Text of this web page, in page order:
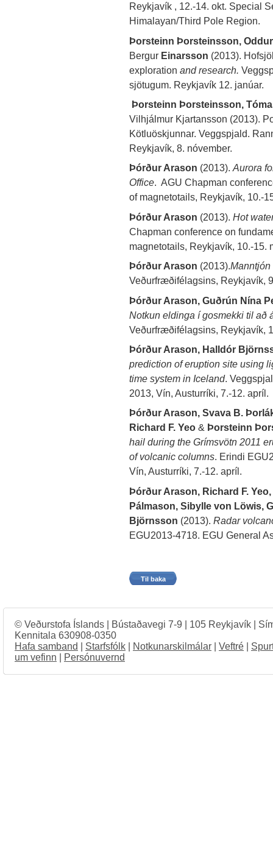
Reykjavík , 12.-14. okt. Special
Himalayan/Third Pole Region.
Þorsteinn Þorsteinsson,
Bergur Einarsson (2013).
exploration and research.
sjötugum. Reykjavík 12. janúar.
Þorsteinn Þorsteinsson,
Vilhjálmur Kjartansson (2013).
Kötluöskjunnar. Veggspjald.
Reykjavík, 8. nóvember.
Þórður Arason (2013). Aurora
Office. AGU Chapman
of magnetotails, Reykjavík, 10.-
Þórður Arason (2013). Hot
Chapman conference on
magnetotails, Reykjavík, 10.-15.
Þórður Arason (2013).
Veðurfræðifélagsins, Reykjavík,
Þórður Arason, Guðrún Nína
Notkun eldinga í gosmekki til að
Veðurfræðifélagsins, Reykjavík,
Þórður Arason, Halldór
prediction of eruption site using
time system in Iceland.
2013, Vín, Austurríki, 7.-12. apríl.
Þórður Arason, Svava B.
Richard F. Yeo & Þorsteinn
hail during the Grímsvötn 2011
of volcanic columns. Erindi
Vín, Austurríki, 7.-12. apríl.
Þórður Arason, Richard F.
Pálmason, Sibylle von Löwis,
Björnsson (2013). Radar
EGU2013-4718. EGU General
Til baka
© Veðurstofa Íslands | Bústaðavegi 7-9 | 105 Reykjavík |
Kennitala 630908-0350
Hafa samband
Starfsfólk Notkunarskilmálar Veftré
um vefinn
Persónuvernd